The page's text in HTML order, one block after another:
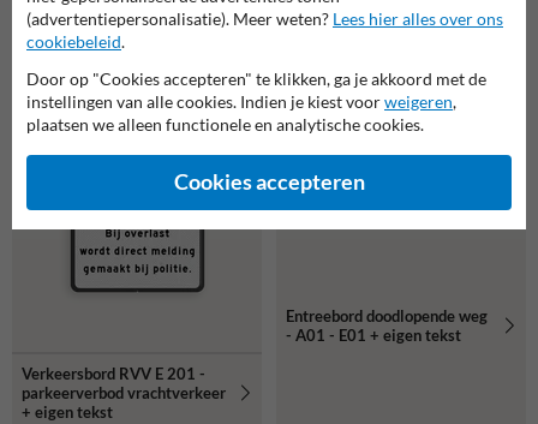
Verkeersbord RVV E 201 -
parkeerverbod vrachtverkeer
+ eigen tekst
Entreebord doodlopende weg
- A01 - E01 + eigen tekst
(advertentiepersonalisatie). Meer weten? Lees hier alles over ons
cookiebeleid.
Door op "Cookies accepteren" te klikken, ga je akkoord met de
instellingen van alle cookies. Indien je kiest voorweigeren,
plaatsen we alleen functionele en analytische cookies.
Cookies accepteren